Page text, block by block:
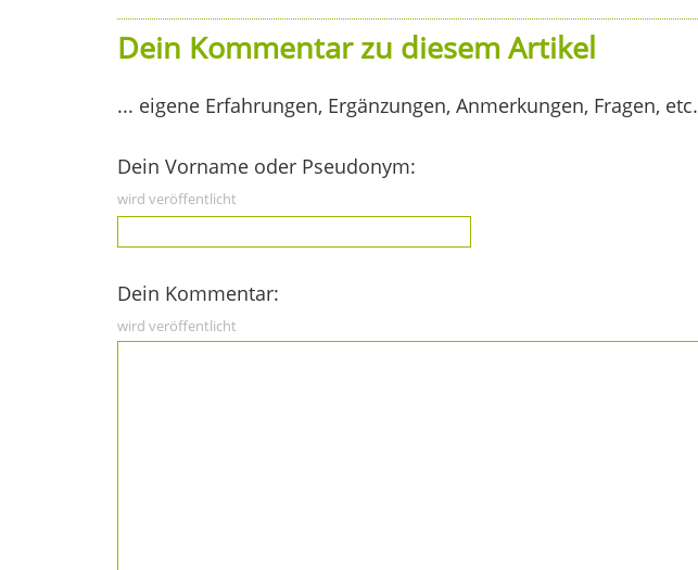
Dein Kommentar zu diesem Artikel
... eigene Erfahrungen, Ergänzungen, Anmerkungen, Fragen, etc.
Dein Vorname oder Pseudonym:
wird veröffentlicht
Dein Kommentar:
wird veröffentlicht